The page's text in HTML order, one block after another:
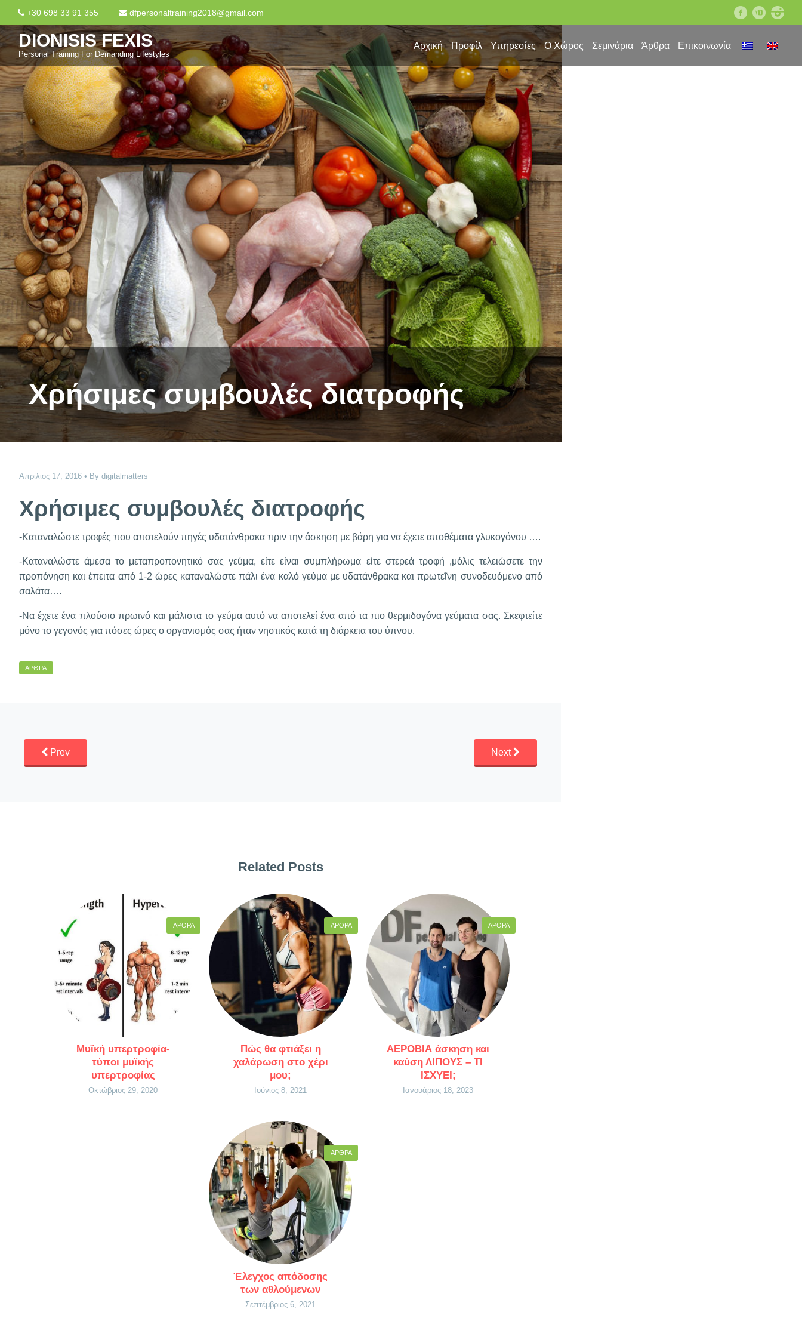
+30 698 33 91 355 dfpersonaltraining2018@gmail.com
DIONISIS FEXIS
Personal Training For Demanding Lifestyles
Αρχική Προφίλ Υπηρεσίες Ο Χώρος Σεμινάρια Άρθρα Επικοινωνία
Χρήσιμες συμβουλές διατροφής
Απρίλιος 17, 2016 By digitalmatters
Χρήσιμες συμβουλές διατροφής
-Καταναλώστε τροφές που αποτελούν πηγές υδατάνθρακα πριν την άσκηση με βάρη για να έχετε αποθέματα γλυκογόνου ….
-Καταναλώστε άμεσα το μεταπροπονητικό σας γεύμα, είτε είναι συμπλήρωμα είτε στερεά τροφή ,μόλις τελειώσετε την
προπόνηση και έπειτα από 1-2 ώρες καταναλώστε πάλι ένα καλό γεύμα με υδατάνθρακα και πρωτεΐνη συνοδευόμενο από
σαλάτα….
-Να έχετε ένα πλούσιο πρωινό και μάλιστα το γεύμα αυτό να αποτελεί ένα από τα πιο θερμιδογόνα γεύματα σας. Σκεφτείτε
μόνο το γεγονός για πόσες ώρες ο οργανισμός σας ήταν νηστικός κατά τη διάρκεια του ύπνου.
ΆΡΘΡΑ
Prev Next
Related Posts
Μυϊκή υπερτροφία-
τύποι μυϊκής
υπερτροφίας
Οκτώβριος 29, 2020
ΆΡΘΡΑ
Πώς θα φτιάξει η
χαλάρωση στο χέρι
μου;
Ιούνιος 8, 2021
ΆΡΘΡΑ
ΑΕΡΟΒΙΑ άσκηση και
καύση ΛΙΠΟΥΣ – ΤΙ
ΙΣΧΥΕΙ;
Ιανουάριος 18, 2023
ΆΡΘΡΑ
Έλεγχος απόδοσης
των αθλούμενων
Σεπτέμβριος 6, 2021
ΆΡΘΡΑ